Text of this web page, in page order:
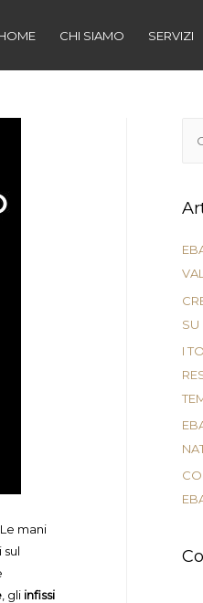
CHI SIAMO SERVIZI
. Le mani
, gli infissi
e
c
a
p
e
SU
I